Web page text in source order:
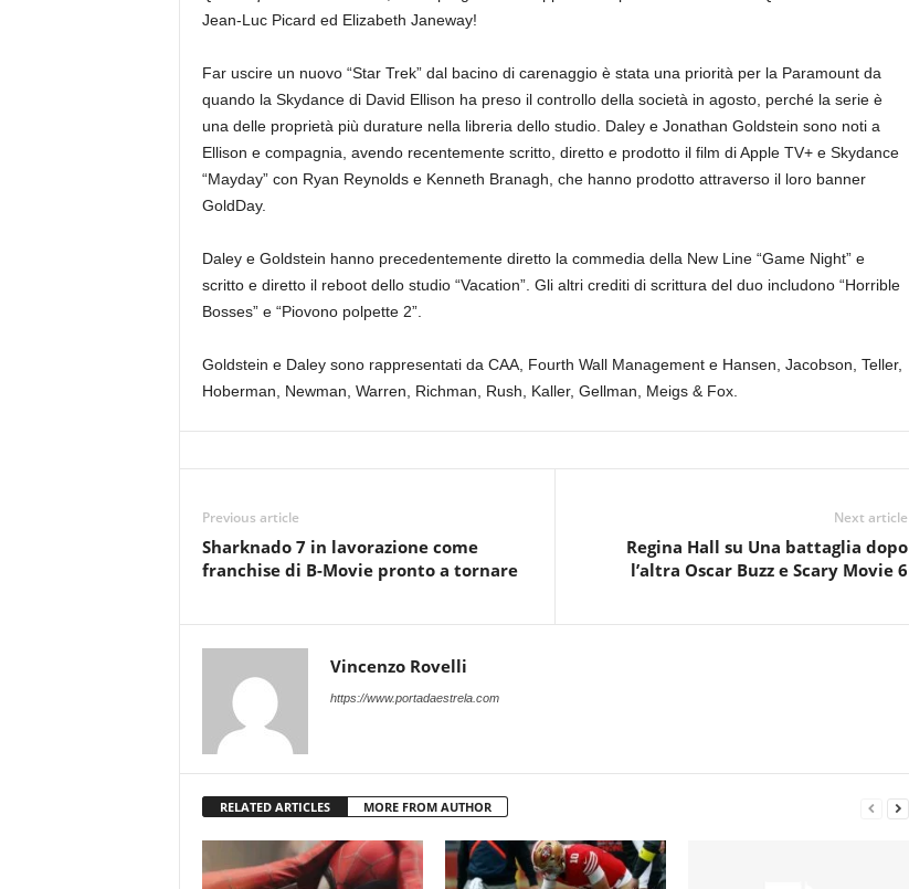
Jean-Luc Picard ed Elizabeth Janeway!
Far uscire un nuovo “Star Trek” dal bacino di carenaggio è stata una priorità per la Paramount da
quando la Skydance di David Ellison ha preso il controllo della società in agosto, perché la serie è
una delle proprietà più durature nella libreria dello studio. Daley e Jonathan Goldstein sono noti a
Ellison e compagnia, avendo recentemente scritto, diretto e prodotto il film di Apple TV+ e Skydance
“Mayday” con Ryan Reynolds e Kenneth Branagh, che hanno prodotto attraverso il loro banner
GoldDay.
Daley e Goldstein hanno precedentemente diretto la commedia della New Line “Game Night” e
scritto e diretto il reboot dello studio “Vacation”. Gli altri crediti di scrittura del duo includono “Horrible
Bosses” e “Piovono polpette 2”.
Goldstein e Daley sono rappresentati da CAA, Fourth Wall Management e Hansen, Jacobson, Teller,
Hoberman, Newman, Warren, Richman, Rush, Kaller, Gellman, Meigs & Fox.
Previous article
Sharknado 7 in lavorazione come
franchise di B-Movie pronto a tornare
Next article
Regina Hall su Una battaglia dopo
l’altra Oscar Buzz e Scary Movie 6
Vincenzo Rovelli
https://www.portadaestrela.com
RELATED ARTICLES MORE FROM AUTHOR